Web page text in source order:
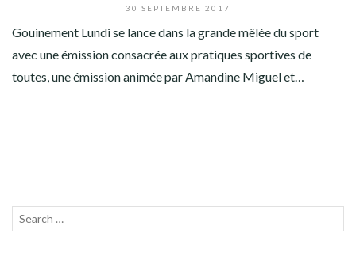
30 SEPTEMBRE 2017
Gouinement Lundi se lance dans la grande mêlée du sport
avec une émission consacrée aux pratiques sportives de
toutes, une émission animée par Amandine Miguel et…
Recherche